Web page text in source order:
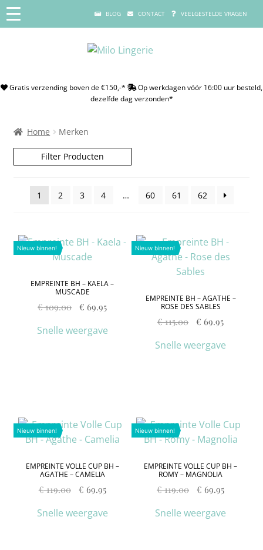
BLOG CONTACT VEELGESTELDE VRAGEN
Gratis verzending boven de €150,-*
Op werkdagen vóór 16:00 uur besteld,
dezelfde dag verzonden*
Home Merken
Filter Producten
1 2 3 4 … 60 61 62
EMPREINTE BH – KAELA –
MUSCADE
Nieuw binnen!
€109.00 € 69.95
Snelle weergave
EMPREINTE BH – AGATHE –
ROSE DES SABLES
Nieuw binnen!
€115.00 € 69.95
Snelle weergave
EMPREINTE VOLLE CUP BH –
AGATHE – CAMELIA
Nieuw binnen!
€119.00 € 69.95
Snelle weergave
EMPREINTE VOLLE CUP BH –
ROMY – MAGNOLIA
Nieuw binnen!
€119.00 € 69.95
Snelle weergave